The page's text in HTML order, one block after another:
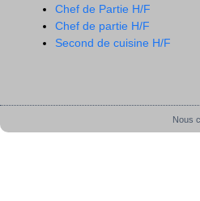
Chef de Partie H/F
Chef de partie H/F
Second de cuisine H/F
Nous